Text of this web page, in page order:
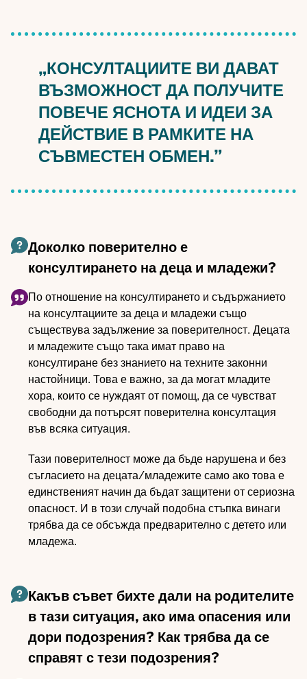
„КОНСУЛТАЦИИТЕ ВИ ДАВАТ
ВЪЗМОЖНОСТ ДА ПОЛУЧИТЕ
ПОВЕЧЕ ЯСНОТА И ИДЕИ ЗА
ДЕЙСТВИЕ В РАМКИТЕ НА
СЪВМЕСТЕН ОБМЕН.”
Доколко поверително е
консултирането на деца и младежи?
По отношение на консултирането и съдържанието
на консултациите за деца и младежи също
съществува задължение за поверителност. Децата
и младежите също така имат право на
консултиране без знанието на техните законни
настойници. Това е важно, за да могат младите
хора, които се нуждаят от помощ, да се чувстват
свободни да потърсят поверителна консултация
във всяка ситуация.
Тази поверителност може да бъде нарушена и без
съгласието на децата/младежите само ако това е
единственият начин да бъдат защитени от сериозна
опасност. И в този случай подобна стъпка винаги
трябва да се обсъжда предварително с детето или
младежа.
Какъв съвет бихте дали на родителите
в тази ситуация, ако има опасения или
дори подозрения? Как трябва да се
справят с тези подозрения?